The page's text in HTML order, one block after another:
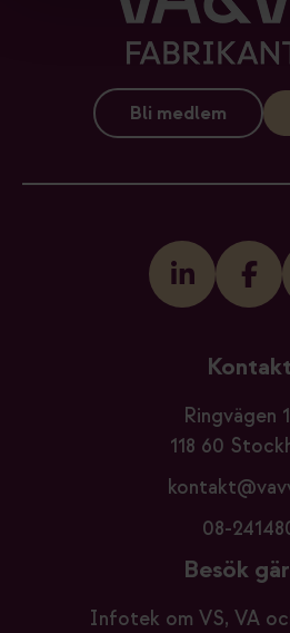
Bli medlem
Kontakt
Ringvägen
118 60
08-
Besök
Infotek om VS, VA